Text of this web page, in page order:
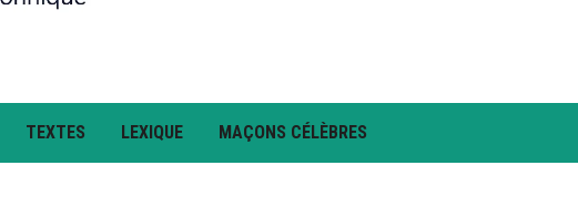
TEXTES LEXIQUE MAÇONS CÉLÈBRES